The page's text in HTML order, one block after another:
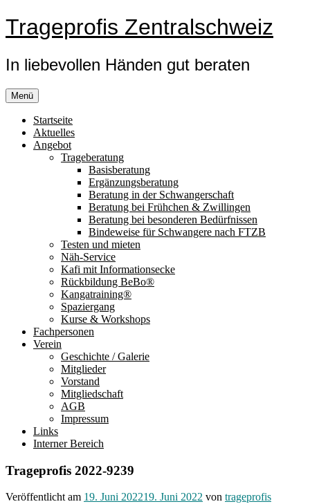
Zum
Inhalt
Trageprofis Zentralschweiz
In liebevollen Händen gut beraten
Menü
Startseite
Aktuelles
Angebot
Trageberatung
Basisberatung
Ergänzungsberatung
Beratung in der Schwangerschaft
Beratung bei Frühchen & Zwillingen
Beratung bei besonderen Bedürfnissen
Bindeweise für Schwangere nach FTZB
Testen und mieten
Näh-Service
Kafi mit Informationsecke
Rückbildung BeBo®
Kangatraining®
Spaziergang
Kurse & Workshops
Fachpersonen
Verein
Geschichte / Galerie
Mitglieder
Vorstand
Mitgliedschaft
AGB
Impressum
Links
Interner Bereich
Trageprofis 2022-9239
Veröffentlicht am 19. Juni 202219. Juni 2022 von trageprofis